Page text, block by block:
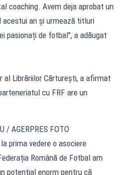
coaching. Avem deja aprobat un
an și urmează titluri
pasionați de fotbal'', a adăugat
al Librăriilor Cărturești, a afirmat
cu FRF are un
/ AGERPRES FOTO
prima vedere o asociere
Română de Fotbal am
potențial enorm pentru că